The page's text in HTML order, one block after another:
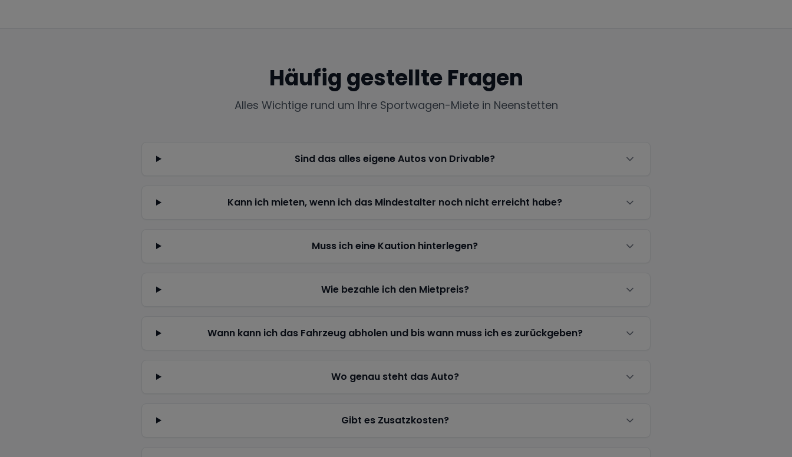
Häufig gestellte Fragen
Alles Wichtige rund um Ihre Sportwagen-Miete in Neenstetten
Sind das alles eigene Autos von Drivable?
Kann ich mieten, wenn ich das Mindestalter noch nicht erreicht habe?
Muss ich eine Kaution hinterlegen?
Wie bezahle ich den Mietpreis?
Wann kann ich das Fahrzeug abholen und bis wann muss ich es zurückgeben?
Wo genau steht das Auto?
Gibt es Zusatzkosten?